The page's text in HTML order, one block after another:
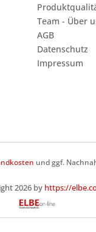
Team - Über
AGB
Datenschutz
Impressum
und ggf.
2026 by https://